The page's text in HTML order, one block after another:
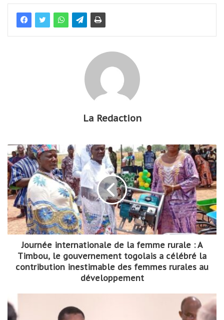
La Redaction
Journée internationale de la femme rurale : A
Timbou, le gouvernement togolais a célébré la
contribution inestimable des femmes rurales au
développement